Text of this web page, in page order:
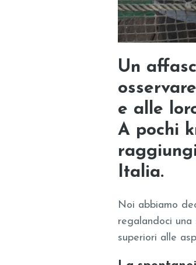
Un
e alle
A pochi
Italia.
Noi abbiamo
regalandoci
superiori alle